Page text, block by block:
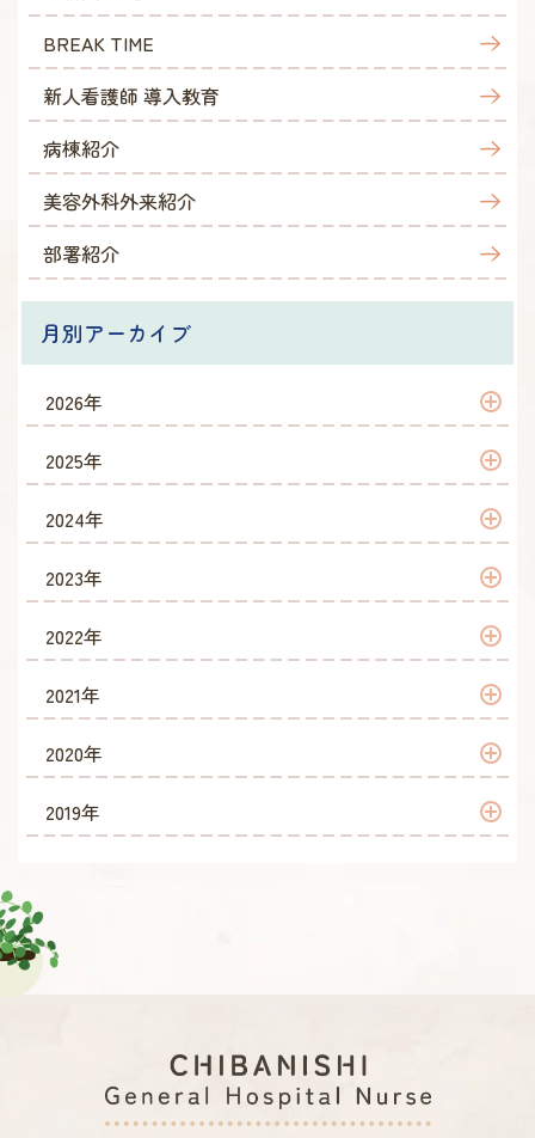
BREAK TIME
新人看護師 導入教育
病棟紹介
美容外科外来紹介
部署紹介
月別アーカイブ
2026年
2026年 7月
2026年 6月
2026年 5月
2026年 3月
2026年 2月
2026年 1月
2025年
2025年 12月
2025年 11月
2025年 10月
2025年 8月
2025年 7月
2025年 6月
2025年 1月
2024年
2024年 12月
2024年 10月
2024年 9月
2024年 7月
2024年 6月
2024年 4月
2024年 1月
2023年
2023年 12月
2023年 11月
2023年 10月
2023年 8月
2023年 6月
2023年 3月
2022年
2022年 12月
2022年 11月
2022年 10月
2022年 7月
2022年 4月
2021年
2021年 12月
2021年 11月
2021年 8月
2021年 5月
2020年
2020年 12月
2020年 9月
2020年 6月
2019年
2019年 9月
2019年 6月